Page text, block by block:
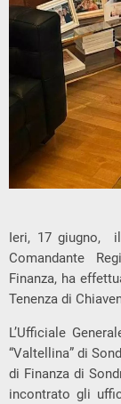
Ieri, 17 giugno, il
Comandante
Finanza, ha
Tenenza di
L’Ufficiale
“Valtellina” di
di Finanza di
incontrato gli